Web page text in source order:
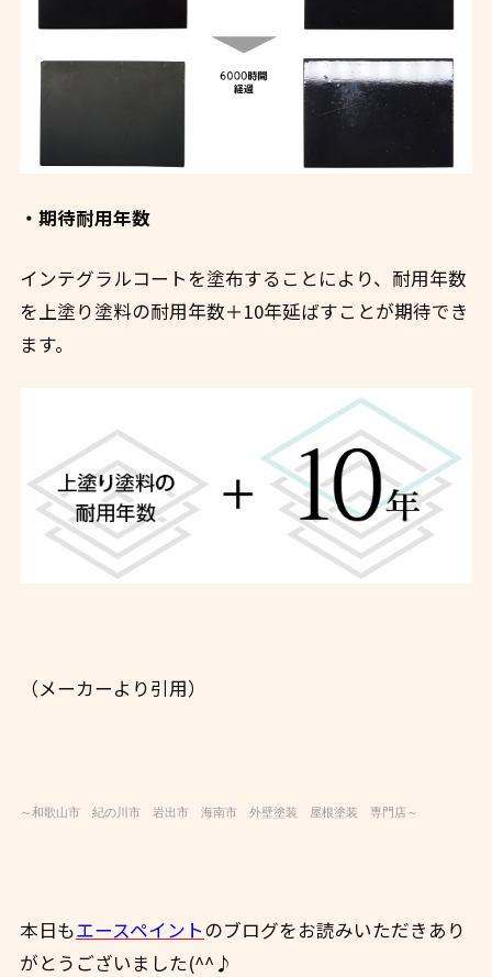
・期待耐用年数
インテグラルコートを塗布することにより、耐用年数
を上塗り塗料の耐用年数＋10年延ばすことが期待でき
ます。
（メーカーより引用）
～和歌山市 紀の川市 岩出市 海南市 外壁塗装 屋根塗装 専門店～
本日もエースペイントのブログをお読みいただきあり
がとうございました(^^♪